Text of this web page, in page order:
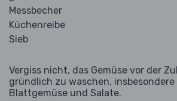
Messbecher
Küchenreibe
Sieb
Vergiss nicht, das Gemüse vor der
gründlich zu waschen,
Blattgemüse und Salate.